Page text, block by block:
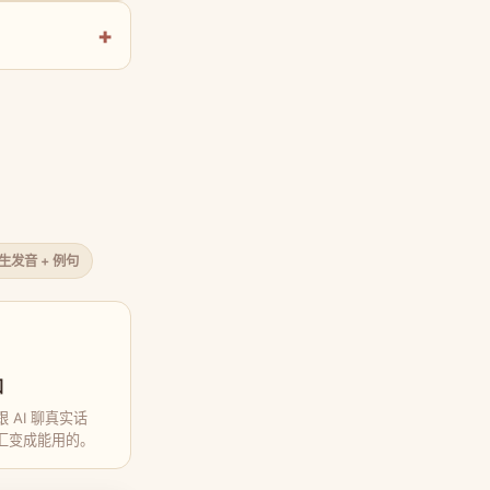
发音 + 例句
AI 聊真实话
成能用的。